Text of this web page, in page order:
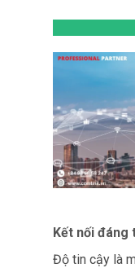
Kết nối đáng
Độ tin cậy là